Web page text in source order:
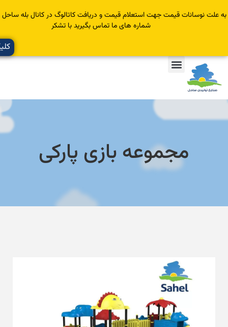
قیمت جهت استعلام قیمت و دریافت کاتالوگ در کانال بله ساحل عضو یا با
شماره های ما تماس بگیرید با تشکر
کلیک کنید
مجموعه بازی پارکی